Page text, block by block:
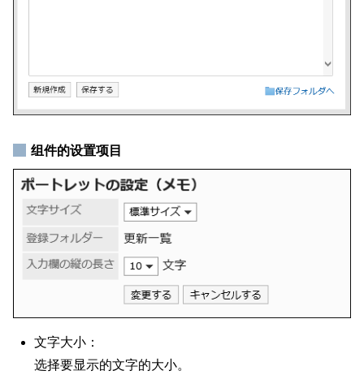
组件的设置项目
文字大小：
选择要显示的文字的大小。